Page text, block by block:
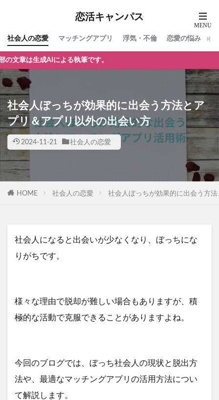
恋活キャンパス
社会人の恋愛 マッチングアプリ 浮気・不倫 恋愛の悩み
る執筆です。
社会人ぼっちが効果的に出会う方法とア
プリ＆アプリ以外の出会い方
2024-11-21 社会人の恋愛
HOME 社会人の恋愛 社会人ぼっちが効果的に出会う方
社会人になると出会いが少なくなり、ぼっちにな
りがちです。
様々な理由で脱却が難しい場合もありますが、積
極的な活動で克服できることがありますよね。
今回のブログでは、ぼっち社会人の現状と脱出方
法や、最適なマッチングアプリの活用方法につい
て解説します。